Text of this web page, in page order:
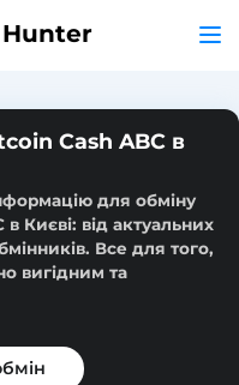
Cash ABC в
для обміну
в Києві: від актуальних
Все для того,
вигідним та